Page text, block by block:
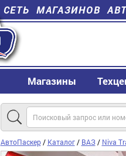
СЕТЬ МАГАЗИНОВ
Магазины
АвтоПаскер/ Каталог/ ВАЗ/ Niva